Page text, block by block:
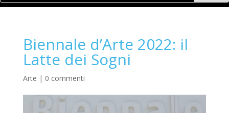
Biennale d’Arte 2022: il
Latte dei Sogni
Arte | 0 commenti